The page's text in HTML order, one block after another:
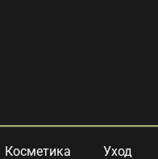
Косметика Уход